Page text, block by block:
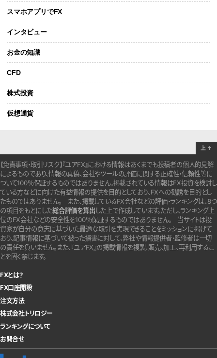
スマホアプリでFX
インタビュー
お金の知識
CFD
株式投資
仮想通貨
【免責事項・取引リスク】『ユアFX』における情報はあくまでも投稿者の個人的見解
によるものであり、情報の真偽、会社やツールの評価に関する正確性・信頼性等に
ついて100％保証するものではありません。掲載されている情報はFX投資を検討し
ている方などに向けた有益情報の提供を目的としており、FXへの勧誘を目的とし
たものではありません。 また、掲載しているFX会社などの評価・ランキングは、8つ
の項目をもとにした総合評価を算出 した上で作成しています。ただし、ランキング上
位のFX会社などの安全性を100％保証するものではありません。
当サイトは投
資家が自分の意志に基づいた最適な取引を実現できることをミッションに掲げて
おり、記事情報に基づいて被った損害に対して、弊社や情報提供者・監修者は一切
の責任を負いません。また、『ユアFX』の掲載情報を複製、販売、加工、再利用するこ
とを固く禁じます。
FXとは？
FX口座開設
注文方法
株式会社トリロジー
ランキングについて
お問合せ
上 ↑